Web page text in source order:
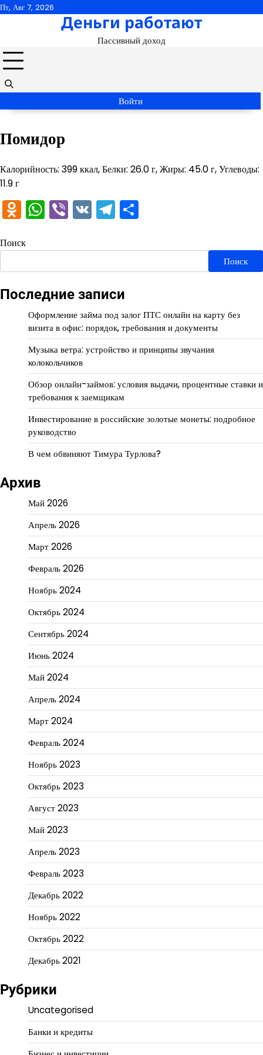
Перейти
Пт, Авг 7, 2026
Деньги работают
Пассивный доход
Войти
Помидор
Калорийность: 399 ккал, Белки: 26.0 г, Жиры: 45.0 г, Углеводы:
11.9 г
Odnoklassniki
WhatsApp
Viber
VKTelegram
Поиск
Поиск
Последние записи
Оформление займа под залог ПТС онлайн на карту без
визита в офис: порядок, требования и документы
Музыка ветра: устройство и принципы звучания
колокольчиков
Обзор онлайн-займов: условия выдачи, процентные ставки и
требования к заемщикам
Инвестирование в российские золотые монеты: подробное
руководство
В чем обвиняют Тимура Турлова?
Архив
Май 2026
Апрель 2026
Март 2026
Февраль 2026
Ноябрь 2024
Октябрь 2024
Сентябрь 2024
Июнь 2024
Май 2024
Апрель 2024
Март 2024
Февраль 2024
Ноябрь 2023
Октябрь 2023
Август 2023
Май 2023
Апрель 2023
Февраль 2023
Декабрь 2022
Ноябрь 2022
Октябрь 2022
Декабрь 2021
Рубрики
Uncategorised
Банки и кредиты